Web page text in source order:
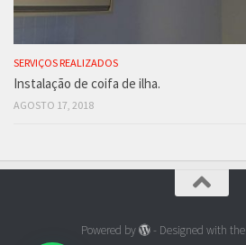
SERVIÇOS REALIZADOS
Instalação de coifa de ilha.
AGOSTO 17, 2018
Powered by - Designed with the